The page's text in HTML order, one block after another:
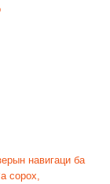
навигаци ба
сорох,